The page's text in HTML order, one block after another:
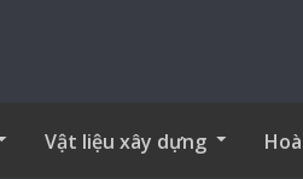
Vật liệu xây dựng